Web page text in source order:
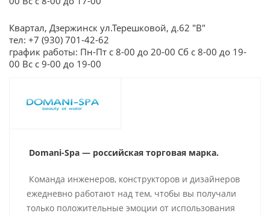
Квартал, Дзержинск ул.Терешковой, д.62 "В"
тел: +7 (930) 701-42-62
график работы: Пн-Пт с 8-00 до 20-00 Сб с 8-00 до 19-
00 Вс с 9-00 до 19-00
Domani-Spa — российская торговая марка.
Команда инженеров, конструкторов и дизайнеров
ежедневно работают над тем, чтобы вы получали
только положительные эмоции от использования